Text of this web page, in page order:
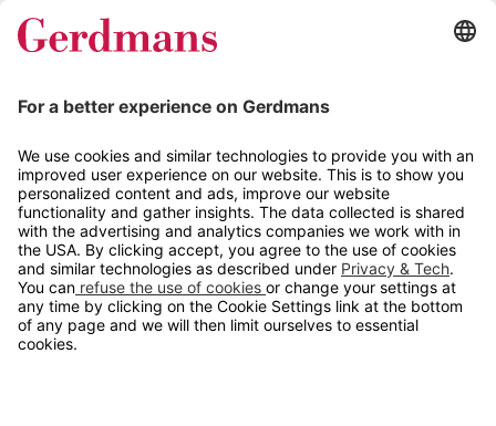
Magasin
Tips og guider
Kontakt
info@gerdmans.no
67 80 56 20
Åpningstid
Hverdager 08:00-16:00